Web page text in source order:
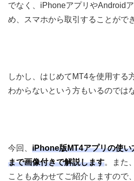
でなく、 iPhoneアプリやAndroid
め、スマホから取引することがで
しかし、はじめて MT4を使用する
わからないという方もいるのでは
今回、 iPhone版MT4アプリの使い
まで画像付きで解説します。また、
こともあわせてご紹介しますので